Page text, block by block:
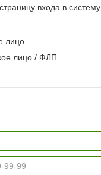
входа в систему.
лицо
лицо / ФЛП